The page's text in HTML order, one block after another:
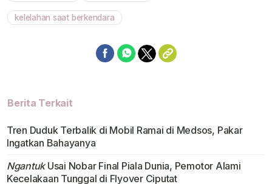
kelelahan saat berkendara
Berita Terkait
Tren Duduk Terbalik di Mobil Ramai di Medsos, Pakar
Ingatkan Bahayanya
NgantukUsai Nobar Final Piala Dunia, Pemotor Alami
Kecelakaan Tunggal di Flyover Ciputat